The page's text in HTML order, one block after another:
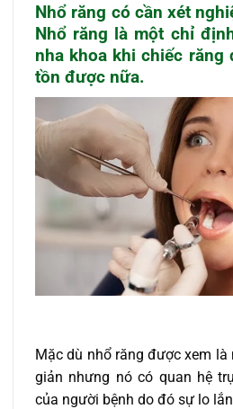
Nhổ răng có cần xét
Nhổ răng là một chỉ
nha khoa khi chiếc răng
tồn được nữa.
Mặc dù nhổ răng được xem
giản nhưng nó có quan hệ
của người bệnh do đó sự lo